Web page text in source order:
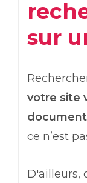
sur
votre site
ce n’est
D'ailleurs,